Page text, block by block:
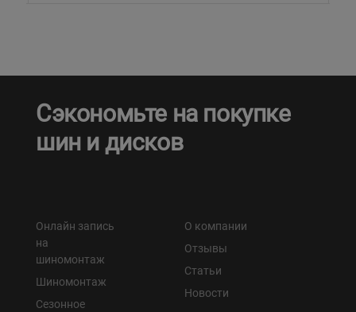
Сэкономьте на покупке
шин и дисков
Онлайн запись
на
шиномонтаж
Шиномонтаж
Сезонное
О компании
Отзывы
Статьи
Новости